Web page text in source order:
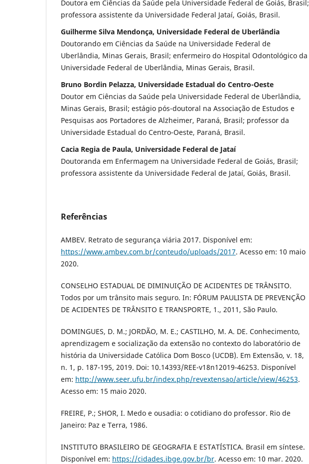
Doutora em Ciências da Saúde pela Universidade Federal de Goiás, Brasil;
professora assistente da Universidade Federal Jataí, Goiás, Brasil.
Guilherme Silva Mendonça, Universidade Federal de Uberlândia
Doutorando em Ciências da Saúde na Universidade Federal de
Uberlândia, Minas Gerais, Brasil; enfermeiro do Hospital Odontológico da
Universidade Federal de Uberlândia, Minas Gerais, Brasil.
Bruno Bordin Pelazza, Universidade Estadual do Centro-Oeste
Doutor em Ciências da Saúde pela Universidade Federal de Uberlândia,
Minas Gerais, Brasil; estágio pós-doutoral na Associação de Estudos e
Pesquisas aos Portadores de Alzheimer, Paraná, Brasil; professor da
Universidade Estadual do Centro-Oeste, Paraná, Brasil.
Cacia Regia de Paula, Universidade Federal de Jataí
Doutoranda em Enfermagem na Universidade Federal de Goiás, Brasil;
professora assistente da Universidade Federal de Jataí, Goiás, Brasil.
Referências
AMBEV. Retrato de segurança viária 2017. Disponível em:
https://www.ambev.com.br/conteudo/uploads/2017. Acesso em: 10 maio
2020.
CONSELHO ESTADUAL DE DIMINUIÇÃO DE ACIDENTES DE TRÂNSITO.
Todos por um trânsito mais seguro. In: FÓRUM PAULISTA DE PREVENÇÃO
DE ACIDENTES DE TRÂNSITO E TRANSPORTE, 1., 2011, São Paulo.
DOMINGUES, D. M.; JORDÃO, M. E.; CASTILHO, M. A. DE. Conhecimento,
aprendizagem e socialização da extensão no contexto do laboratório de
história da Universidade Católica Dom Bosco (UCDB). Em Extensão, v. 18,
n. 1, p. 187-195, 2019. Doi: 10.14393/REE-v18n12019-46253. Disponível
em: http://www.seer.ufu.br/index.php/revextensao/article/view/46253.
Acesso em: 15 maio 2020.
FREIRE, P.; SHOR, I. Medo e ousadia: o cotidiano do professor. Rio de
Janeiro: Paz e Terra, 1986.
INSTITUTO BRASILEIRO DE GEOGRAFIA E ESTATÍSTICA. Brasil em síntese.
Disponível em: https://cidades.ibge.gov.br/br. Acesso em: 10 mar. 2020.